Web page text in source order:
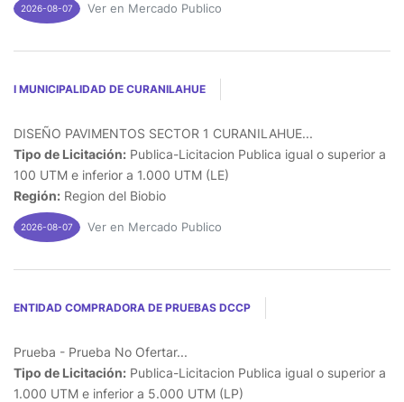
2026-08-07 Ver en Mercado Publico
I MUNICIPALIDAD DE CURANILAHUE
DISEÑO PAVIMENTOS SECTOR 1 CURANILAHUE...
Tipo de Licitación: Publica-Licitacion Publica igual o superior a
100 UTM e inferior a 1.000 UTM (LE)
Región: Region del Biobio
2026-08-07 Ver en Mercado Publico
ENTIDAD COMPRADORA DE PRUEBAS DCCP
Prueba - Prueba No Ofertar...
Tipo de Licitación: Publica-Licitacion Publica igual o superior a
1.000 UTM e inferior a 5.000 UTM (LP)